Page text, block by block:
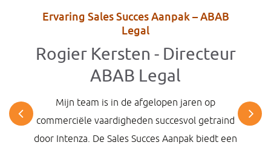
Ervaring Sales Succes Aanpak – ABAB
Legal
Rogier Kersten - Directeur
ABAB Legal
Mijn team is in de afgelopen jaren op
commerciële vaardigheden succesvol getraind
door Intenza. De Sales Succes Aanpak biedt een